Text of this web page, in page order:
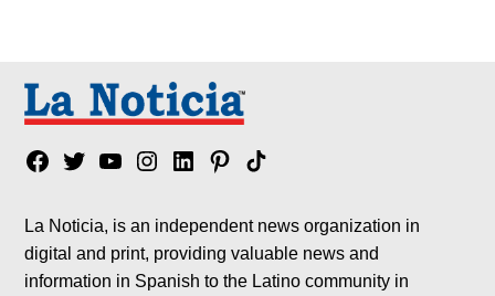
Facebook
TwitterYouTubeInstagram
LinkedinPinterest
Tik
La Noticia, is an independent news organization in
digital and print, providing valuable news and
information in Spanish to the Latino community in